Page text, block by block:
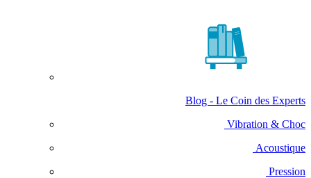
Blog - Le Coin des Experts
Vibration & Choc
Acoustique
Pression